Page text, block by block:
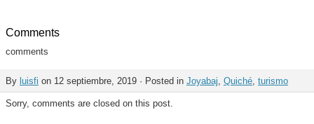
Comments
comments
By luisfi on 12 septiembre, 2019 · Posted in Joyabaj Quiché turismo
Sorry, comments are closed on this post.